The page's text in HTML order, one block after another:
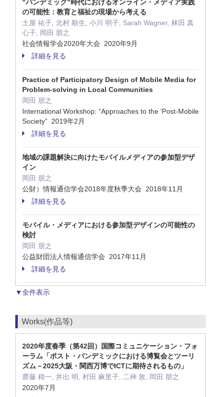
"パンデミック"時代におけるオンライン・メディア実践
の可能性：教育と福祉の現場から考える
土屋 祐子, 北村 順生, 小川 明子, Sarah Wagner, 林田 真
心子, 岡田 朋之
社会情報学会2020年大会 2020年9月
詳細を見る
Practice of Participatory Design of Mobile Media for
Problem-solving in Local Communities
岡田 朋之
International Workshop: “Approaches to the ‘Post-Mobile
Society” 2019年2月
詳細を見る
地域の課題解決に向けたモバイルメディアの参加型デザ
イン
岡田 朋之
公財）情報通信学会2018年度秋季大会 2018年11月
詳細を見る
モバイル・メディアにおける参加型デザインの可能性の
検討
岡田 朋之
公益財団法人情報通信学会 2017年11月
詳細を見る
▼全件表示
Works(作品等)
2020年度春季（第42回）国際コミュニケーション・フォ
ーラム「ポスト・パンデミックにおける博覧会とツーリ
ズム－2025大阪・関西万博でICTに期待されるもの」
齋藤 精一, 井出 明, 村田 麻里子, 二神 敦, 岡田 朋之
2020年7月